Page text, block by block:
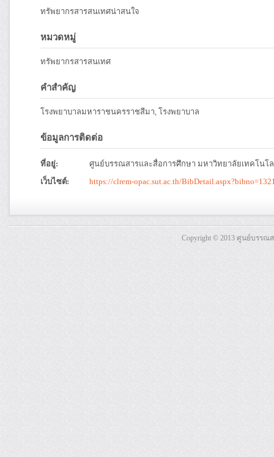
ทรัพยากรสารสนเทศน่าสนใจ
หมวดหมู่
ทรัพยากรสารสนเทศ
คำสำคัญ
โรงพยาบาลมหาราชนครราชสีมา, โรงพยาบาล
ข้อมูลการติดต่อ
ที่อยู่:
ศูนย์บรรณสารและสื่อการศึกษา มหาวิทยาลัยเทคโนโ
เว็บไซต์:
https://clrem-opac.sut.ac.th/
Copyright © 2013 ศูนย์บรร